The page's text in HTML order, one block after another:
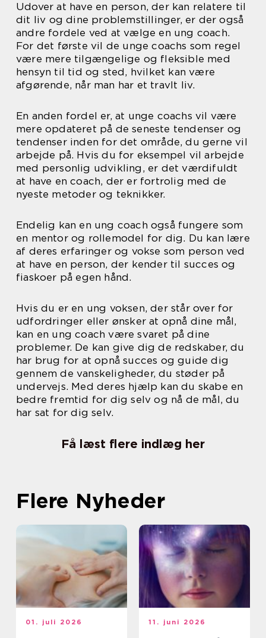
Udover at have en person, der kan relatere til
dit liv og dine problemstillinger, er der også
andre fordele ved at vælge en ung coach.
For det første vil de unge coachs som regel
være mere tilgængelige og fleksible med
hensyn til tid og sted, hvilket kan være
afgørende, når man har et travlt liv.
En anden fordel er, at unge coachs vil være
mere opdateret på de seneste tendenser og
tendenser inden for det område, du gerne vil
arbejde på. Hvis du for eksempel vil arbejde
med personlig udvikling, er det værdifuldt
at have en coach, der er fortrolig med de
nyeste metoder og teknikker.
Endelig kan en ung coach også fungere som
en mentor og rollemodel for dig. Du kan lære
af deres erfaringer og vokse som person ved
at have en person, der kender til succes og
fiaskoer på egen hånd.
Hvis du er en ung voksen, der står over for
udfordringer eller ønsker at opnå dine mål,
kan en ung coach være svaret på dine
problemer. De kan give dig de redskaber, du
har brug for at opnå succes og guide dig
gennem de vanskeligheder, du støder på
undervejs. Med deres hjælp kan du skabe en
bedre fremtid for dig selv og nå de mål, du
har sat for dig selv.
Få læst flere indlæg her
Flere Nyheder
01. juli 2026 11. juni 2026